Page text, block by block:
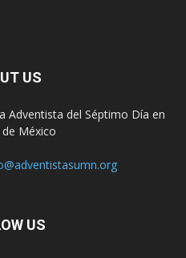
US
Adventista del Séptimo Día en
México
US